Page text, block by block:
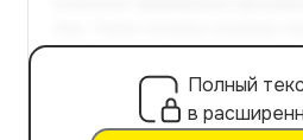
Полный
в